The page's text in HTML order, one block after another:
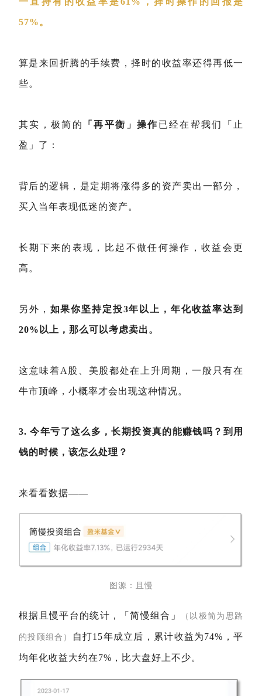
57%。
算是来回折腾的手续费，择时的收益率还得再低一
些。
其实，极简的 「再平衡」操作已经在帮我们「止
盈」了：
背后的逻辑，是定期将涨得多的资产卖出一部分，
买入当年表现低迷的资产。
长期下来的表现，比起不做任何操作，收益会更
高。
另外， 如果你坚持定投3年以上，年化收益率达到
20%以上，那么可以考虑卖出。
这意味着A股、美股都处在上升周期，一般只有在
牛市顶峰，小概率才会出现这种情况。
3. 今年亏了这么多，长期投资真的能赚钱吗？到用
钱的时候，该怎么处理？
来看看数据——
图源：且慢
根据且慢平台的统计，「简慢组合」 （以极简为思路
的投顾组合） 自打15年成立后，累计收益为74%，平
均年化收益大约在7%，比大盘好上不少。